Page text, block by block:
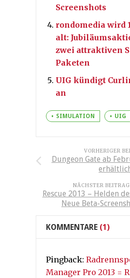
Screenshots
rondomedia wird
alt:
zwei attraktiven
Paketen
UIG kündigt
an
SIMULATION UIG
VORHERIGER
Dungeon Gate ab
NÄCHSTER BEITRAG
Rescue 2013 – Helden
Neue Beta-
KOMMENTARE (1)
Pingback:
Manager Pro 2013 =